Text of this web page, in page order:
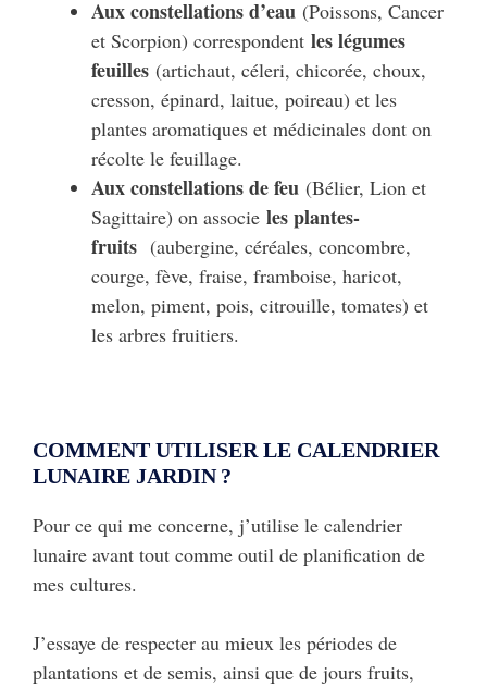
Aux constellations d’eau (Poissons, Cancer
et Scorpion) correspondent les légumes
feuilles (artichaut, céleri, chicorée, choux,
cresson, épinard, laitue, poireau) et les
plantes aromatiques et médicinales dont on
récolte le feuillage.
Aux constellations de feu (Bélier, Lion et
Sagittaire) on associe les plantes-
fruits (aubergine, céréales, concombre,
courge, fève, fraise, framboise, haricot,
melon, piment, pois, citrouille, tomates) et
les arbres fruitiers.
COMMENT UTILISER LE CALENDRIER
LUNAIRE JARDIN ?
Pour ce qui me concerne, j’utilise le calendrier
lunaire avant tout comme outil de planification de
mes cultures.
J’essaye de respecter au mieux les périodes de
plantations et de semis, ainsi que de jours fruits,